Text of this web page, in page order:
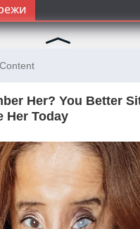
за да сте во тек со